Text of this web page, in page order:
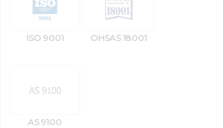
ISO 9001 OHSAS 18001
AS 9100